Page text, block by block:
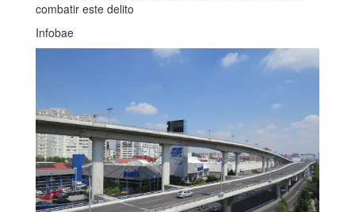
combatir este delito
Infobae